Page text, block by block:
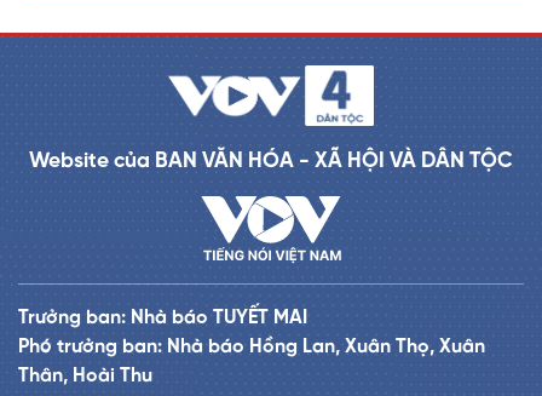
Website của BAN VĂN HÓA - XÃ HỘI VÀ DÂN TỘC
Trưởng ban: Nhà báo TUYẾT MAI
Phó trưởng ban: Nhà báo Hồng Lan, Xuân Thọ, Xuân
Thân, Hoài Thu